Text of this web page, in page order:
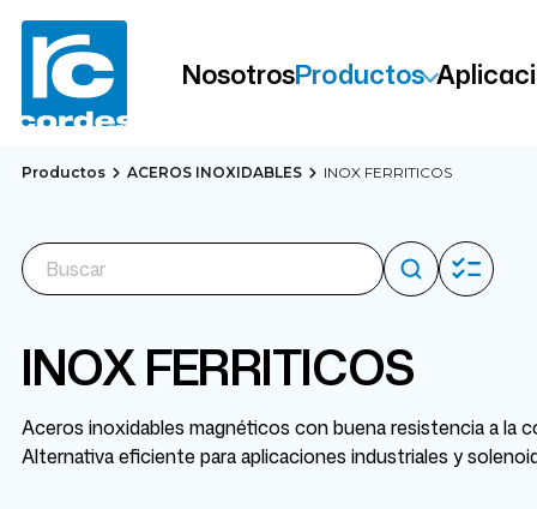
NosotrosProductos
Productos ACEROS INOXIDABLES INOX FERRITICOS
INOX FERRITICOS
Aceros inoxidables magnéticos con buena resistencia a
Alternativa eficiente para aplicaciones industriales y